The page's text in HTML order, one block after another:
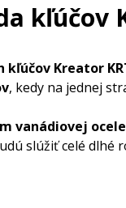
kľúčov
Kreator
, kedy na jednej
vanádiovej ocele
slúžiť celé dlhé